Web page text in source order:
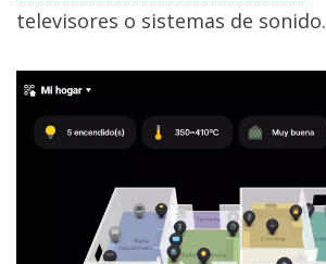
televisores o sistemas de sonido.